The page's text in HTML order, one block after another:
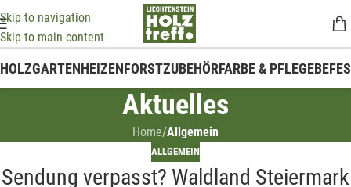
Skip to navigation
Skip to main content
HOLZGARTENHEIZENFORSTZUBEHÖRFARBE & PFLEGE
Aktuelles
Home/Allgemein
ALLGEMEIN
Sendung verpasst? Waldland Steiermark